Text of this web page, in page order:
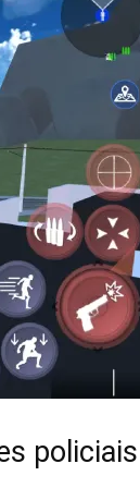
policiais